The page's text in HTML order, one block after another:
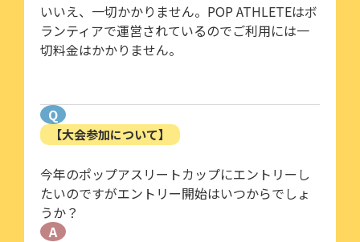
いいえ、一切かかりません。POP ATHLETEはボ
ランティアで運営されているのでご利用には一
切料金はかかりません。
Q
【大会参加について】
今年のポップアスリートカップにエントリーし
たいのですがエントリー開始はいつからでしょ
うか？
A